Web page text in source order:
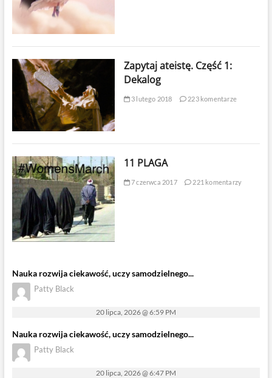
Zapytaj ateistę. Część 1:
Dekalog
3 lutego 2018 223 komentarze
11 PLAGA
7 czerwca 2017 221 komentarzy
Nauka rozwija ciekawość, uczy samodzielnego...
Patty Black
20 lipca, 2026 @ 6:59 PM
Nauka rozwija ciekawość, uczy samodzielnego...
Patty Black
20 lipca, 2026 @ 6:47 PM